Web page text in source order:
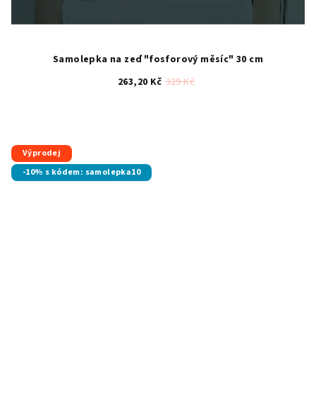
Samolepka na zeď "fosforový měsíc" 30 cm
263,20 Kč 329 Kč
Výprodej
-10% s kódem: samolepka10